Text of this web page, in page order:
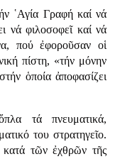
῾Αγία Γραφή καί νά
νά φιλοσοφεῖ καί νά
πού ἐφοροῦσαν οἱ
πίστη, «τήν μόνην
ὁποία ἀποφασίζει
τά πνευματικά,
του στρατηγεῖο.
κατά τῶν ἐχθρῶν τῆς